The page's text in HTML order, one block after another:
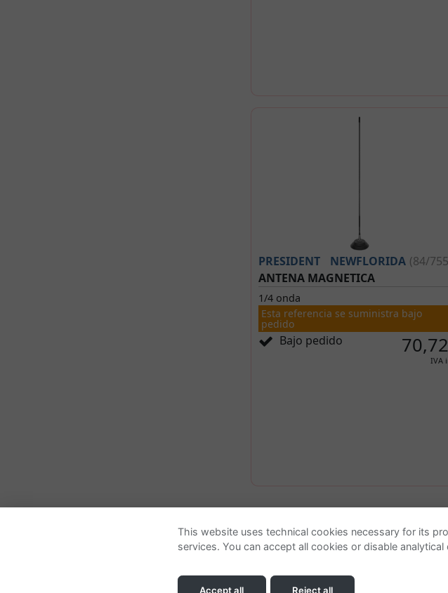
PRESIDENT NEWFLORIDA (84/
ANTENA MAGNETICA
1/4 onda
Esta referencia se suministra bajo
pedido
Bajo pedido
IVA
Quienes somos Ayuda
Localizar o
This website uses technical cookies necessary for its
services. You can accept all cookies or disable
Accept all Reject all